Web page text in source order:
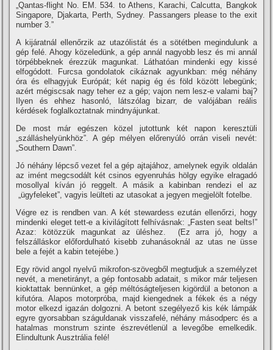
„Qantas-flight No. EM. 534. to Athens, Karachi, Calcutta, Bangkok
Singapore, Djakarta, Perth, Sydney. Passangers please to the exit
number 3.”
A kijáratnál ellenőrzik az utazólistát és a sötétben megindulunk a
gép felé. Ahogy közeledünk, a gép annál nagyobb lesz és mi annál
törpébbeknek érezzük magunkat. Láthatóan mindenki egy kissé
elfogódott. Furcsa gondolatok cikáznak agyunkban: még néhány
óra és elhagyjuk Európát; két napig ég és föld között lebegünk;
azért mégiscsak nagy teher ez a gép; vajon nem lesz-e valami baj?
Ilyen és ehhez hasonló, látszólag bizarr, de valójában reális
kérdések foglalkoztatnak mindnyájunkat.
De most már egészen közel jutottunk két napon keresztüli
„szálláshelyünkhöz”. A gép mélyen előrenyúló orrán viseli nevét:
„Southern Dawn”.
Jó néhány lépcső vezet fel a gép ajtajához, amelynek egyik oldalán
az imént megcsodált két csinos egyenruhás hölgy egyike elragadó
mosollyal kí­ván jó reggelt. A másik a kabinban rendezi el az
„ügyfeleket”, vagyis leülteti az utasokat a jegyen megjelölt fotelbe.
Végre ez is rendben van. A két stewardess ezután ellenőrzi, hogy
mindenki eleget tett-e a kivilágí­tott felhí­vásnak: „Fasten seat belts!”
Azaz: kötözzük magunkat az üléshez. (Ez arra jó, hogy a
felszálláskor előfordulható kisebb zuhanásoknál az utas ne üsse
bele a fejét a kabin tetejébe.)
Egy rövid angol nyelvű mikrofon-szövegből megtudjuk a személyzet
nevét, a menetirányt, a gép fontosabb adatait, s mikor már teljesen
kioktattak bennünket, a gép méltóságteljesen kigördül a betonon a
kifutóra. Alapos motorpróba, majd kiengednek a fékek és a négy
motor elkezd igazán dolgozni. A betont szegélyező kis kék lámpák
egyre gyorsabban száguldanak visszafelé, néhány másodperc és a
hatalmas monstrum szinte észrevétlenül a levegőbe emelkedik.
Elindultunk Ausztrália felé!